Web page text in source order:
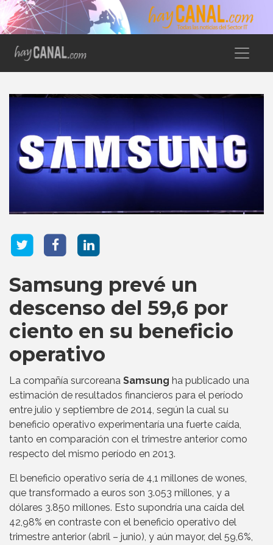
Samsung prevé un
descenso del 59,6 por
ciento en su beneficio
operativo
La compañía surcoreana Samsung ha publicado una
estimación de resultados financieros para el período
entre julio y septiembre de 2014, según la cual su
beneficio operativo experimentaría una fuerte caída,
tanto en comparación con el trimestre anterior como
respecto del mismo período en 2013.
El beneficio operativo sería de 4,1 millones de wones,
que transformado a euros son 3.053 millones, y a
dólares 3.850 millones. Esto supondría una caída del
42,98% en contraste con el beneficio operativo del
trimestre anterior (abril – junio), y aún mayor, del 59,6%,